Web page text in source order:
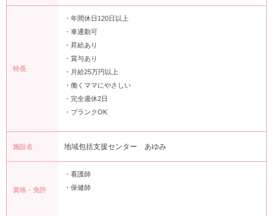
特長
・年間休日120日以上
・車通勤可
・昇給あり
・賞与あり
・月給25万円以上
・働くママにやさしい
・完全週休2日
・ブランクOK
施設名 地域包括支援センター あゆみ
資格・免許
・看護師
・保健師